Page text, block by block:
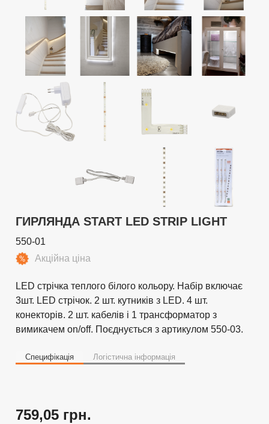
ГИРЛЯНДА START LED STRIP LIGHT
550-01
Акційна ціна
LED стрічка теплого білого кольору. Набір включає
3шт. LED стрічок. 2 шт. кутників з LED. 4 шт.
конекторів. 2 шт. кабелів і 1 трансформатор з
вимикачем on/off. Поєднується з артикулом 550-03.
Специфікація Логістична інформація
759,05 грн.